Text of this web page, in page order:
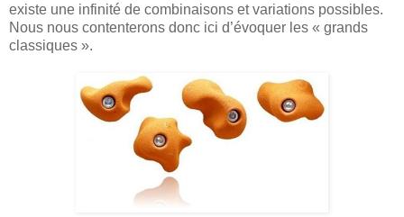
existe une infinité de combinaisons et variations possibles.
Nous nous contenterons donc ici d’évoquer les « grands
classiques ».